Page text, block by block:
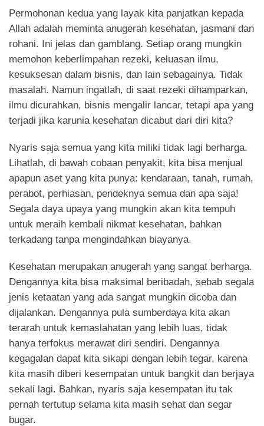
Permohonan kedua yang layak kita panjatkan kepada
Allah adalah meminta anugerah kesehatan, jasmani dan
rohani. Ini jelas dan gamblang. Setiap orang mungkin
memohon keberlimpahan rezeki, keluasan ilmu,
kesuksesan dalam bisnis, dan lain sebagainya. Tidak
masalah. Namun ingatlah, di saat rezeki dihamparkan,
ilmu dicurahkan, bisnis mengalir lancar, tetapi apa yang
terjadi jika karunia kesehatan dicabut dari diri kita?
Nyaris saja semua yang kita miliki tidak lagi berharga.
Lihatlah, di bawah cobaan penyakit, kita bisa menjual
apapun aset yang kita punya: kendaraan, tanah, rumah,
perabot, perhiasan, pendeknya semua dan apa saja!
Segala daya upaya yang mungkin akan kita tempuh
untuk meraih kembali nikmat kesehatan, bahkan
terkadang tanpa mengindahkan biayanya.
Kesehatan merupakan anugerah yang sangat berharga.
Dengannya kita bisa maksimal beribadah, sebab segala
jenis ketaatan yang ada sangat mungkin dicoba dan
dijalankan. Dengannya pula sumberdaya kita akan
terarah untuk kemaslahatan yang lebih luas, tidak
hanya terfokus merawat diri sendiri. Dengannya
kegagalan dapat kita sikapi dengan lebih tegar, karena
kita masih diberi kesempatan untuk bangkit dan berjaya
sekali lagi. Bahkan, nyaris saja kesempatan itu tak
pernah tertutup selama kita masih sehat dan segar
bugar.